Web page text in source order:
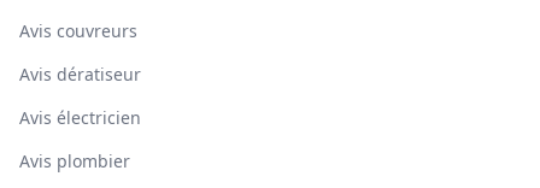
Avis couvreurs
Avis dératiseur
Avis électricien
Avis plombier